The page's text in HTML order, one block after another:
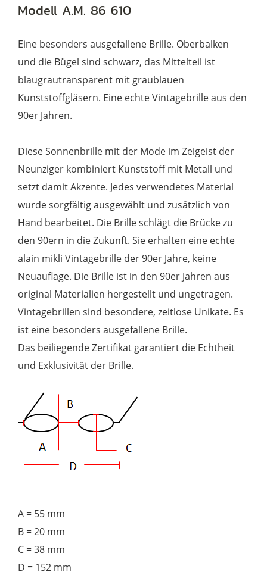
original
Vintagebrille
Modell A.M. 86 610
Eine besonders ausgefallene Brille. Oberbalken
und die Bügel sind schwarz, das Mittelteil ist
blaugrautransparent mit graublauen
Kunststoffgläsern. Eine echte Vintagebrille aus den
90er Jahren.
Diese Sonnenbrille mit der Mode im Zeigeist der
Neunziger kombiniert Kunststoff mit Metall und
setzt damit Akzente. Jedes verwendetes Material
wurde sorgfältig ausgewählt und zusätzlich von
Hand bearbeitet. Die Brille schlägt die Brücke zu
den 90ern in die Zukunft. Sie erhalten eine echte
alain mikli Vintagebrille der 90er Jahre, keine
Neuauflage. Die Brille ist in den 90er Jahren aus
original Materialien hergestellt und ungetragen.
Vintagebrillen sind besondere, zeitlose Unikate. Es
ist eine besonders ausgefallene Brille.
Das beiliegende Zertifikat garantiert die Echtheit
und Exklusivität der Brille.
A = 55 mm
B = 20 mm
C = 38 mm
D = 152 mm